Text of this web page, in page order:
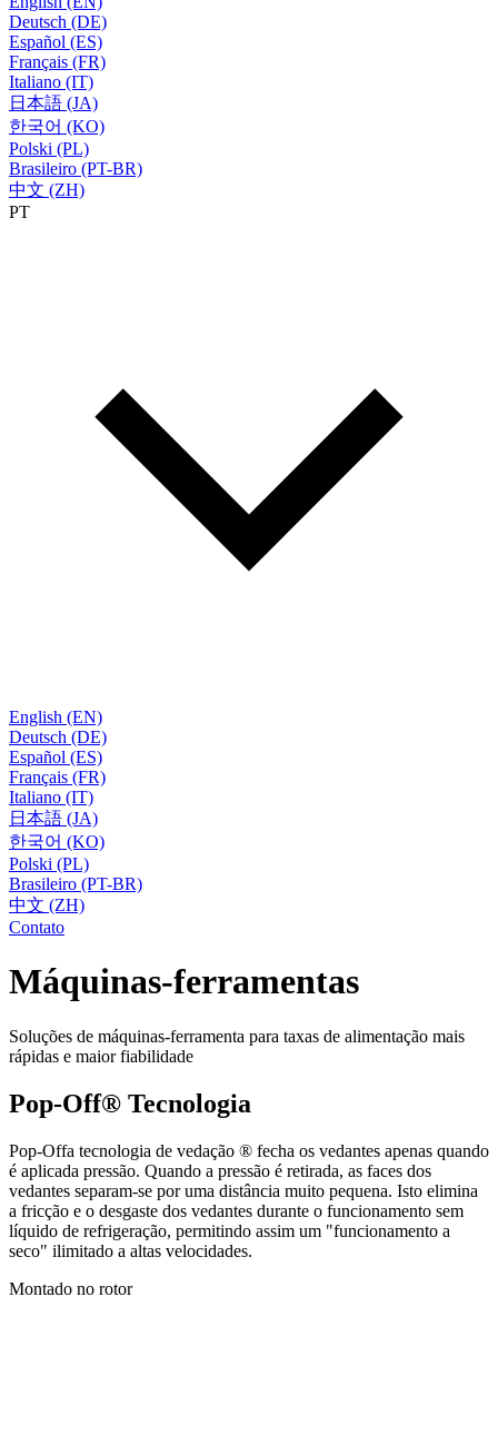
Deutsch (DE)
Español (ES)
Français (FR)
Italiano (IT)
日本語 (JA)
한국어 (KO)
Polski (PL)
Brasileiro (PT-BR)
中文 (ZH)
PT
English (EN)
Deutsch (DE)
Español (ES)
Français (FR)
Italiano (IT)
日本語 (JA)
한국어 (KO)
Polski (PL)
Brasileiro (PT-BR)
中文 (ZH)
Contato
Máquinas-ferramentas
Soluções de máquinas-ferramenta para taxas de alimentação mais
rápidas e maior fiabilidade
Pop-Off® Tecnologia
Pop-Offa tecnologia de vedação ® fecha os vedantes apenas quando
é aplicada pressão. Quando a pressão é retirada, as faces dos
vedantes separam-se por uma distância muito pequena. Isto elimina
a fricção e o desgaste dos vedantes durante o funcionamento sem
líquido de refrigeração, permitindo assim um "funcionamento a
seco" ilimitado a altas velocidades.
Montado no rotor